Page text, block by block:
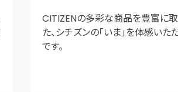
CITIZENの多彩な商品を豊富に取
た、シチズンの「いま」を体感い
です。